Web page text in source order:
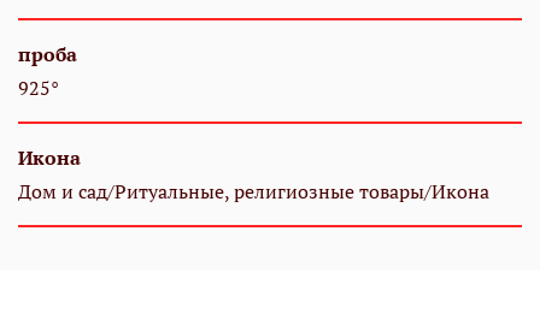
проба
925°
Икона
Дом и сад/Ритуальные, религиозные товары/Икона